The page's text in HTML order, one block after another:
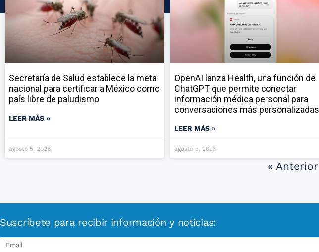
Secretaría de Salud establece la meta
nacional para certificar a México como
país libre de paludismo
LEER MÁS »
agosto 5, 2026
OpenAI lanza Health, una función de
ChatGPT que permite conectar
información médica personal para
conversaciones más personalizadas
LEER MÁS »
agosto 5, 2026
« Anterior
Suscríbete para recibir información y noticias: